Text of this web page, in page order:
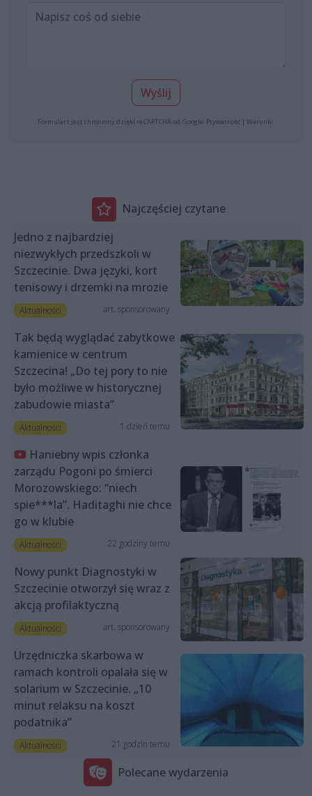
Wyślij
Formularz jest chroniony dzięki reCAPTCHA od Google: Prywatność | Warunki
Najczęściej czytane
Jedno z najbardziej
niezwykłych przedszkoli w
Szczecinie. Dwa języki, kort
tenisowy i drzemki na mrozie
Aktualności art. sponsorowany
Tak będą wyglądać zabytkowe
kamienice w centrum
Szczecina! „Do tej pory to nie
było możliwe w historycznej
zabudowie miasta”
Aktualności 1 dzień temu
Haniebny wpis członka
zarządu Pogoni po śmierci
Morozowskiego: “niech
spie***la”. Haditaghi nie chce
go w klubie
Aktualności 22 godziny temu
Nowy punkt Diagnostyki w
Szczecinie otworzył się wraz z
akcją profilaktyczną
Aktualności art. sponsorowany
Urzędniczka skarbowa w
ramach kontroli opalała się w
solarium w Szczecinie. „10
minut relaksu na koszt
podatnika”
Aktualności 21 godzin temu
Polecane wydarzenia